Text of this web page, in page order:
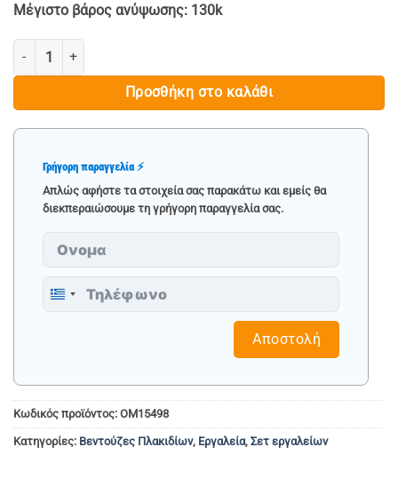
Μέγιστο βάρος ανύψωσης: 130k
ΒΕΝΤΟΥΖΑ ΜΕ ΜΑΝΟΜΕΤΡΟ ΣΕ ΒΑΛΙΤΣΑΚΙ - STAHLMAYER
Προσθήκη στο καλάθι
Γρήγορη παραγγελία ⚡
Απλώς αφήστε τα στοιχεία σας παρακάτω και εμείς θα
διεκπεραιώσουμε τη γρήγορη παραγγελία σας.
Greece
Αποστολή
Κωδικός προϊόντος: ΟM15498
Κατηγορίες: Βεντούζες Πλακιδίων, Εργαλεία, Σετ εργαλείων